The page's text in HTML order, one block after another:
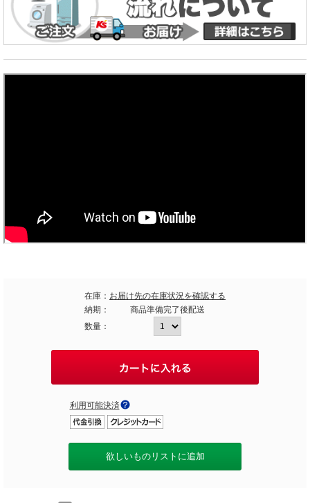
在庫： お届け先の在庫状況を確認する
納期：
商品準備完了後配送
数量：
利用可能決済
欲しいものリストに追加